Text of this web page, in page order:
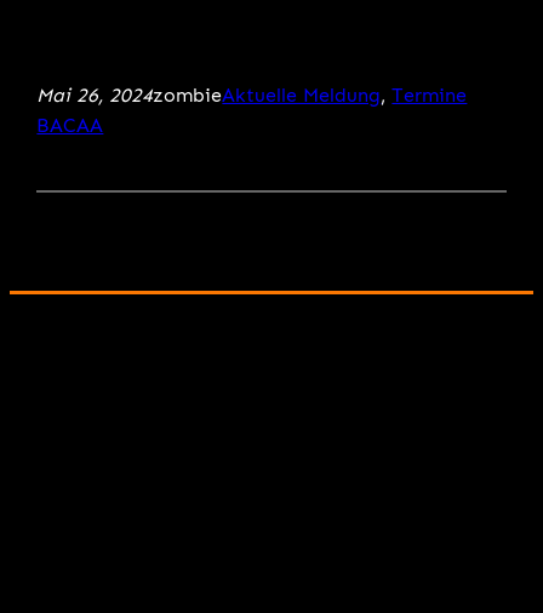
Mai 26, 2024zombieAktuelle Meldung, Termine
BACAA